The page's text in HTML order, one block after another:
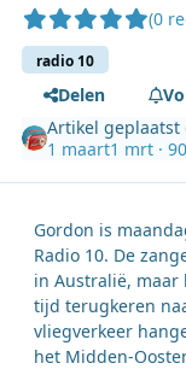
(0
radio 10
Delen
Artikel
1 maart1 mrt ·
Gordon is
Radio 10. De
in Australië, maar
tijd terugkeren
vliegverkeer
het Midden-